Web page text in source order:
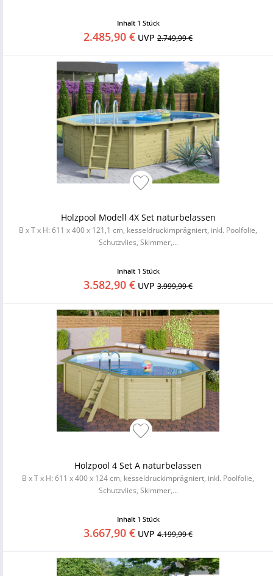
Inhalt 1 Stück
2.485,90 € UVP 2.749,99 €
Holzpool Modell 4X Set naturbelassen
B x T x H: 611 x 400 x 121,1 cm, kesseldruckimprägniert, inkl. Poolfolie,
Schutzvlies, Skimmer,...
Inhalt 1 Stück
3.582,90 € UVP 3.999,99 €
Holzpool 4 Set A naturbelassen
B x T x H: 611 x 400 x 124 cm, kesseldruckimprägniert, inkl. Poolfolie,
Schutzvlies, Skimmer,...
Inhalt 1 Stück
3.667,90 € UVP 4.199,99 €